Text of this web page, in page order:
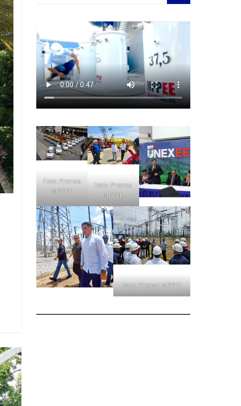
Foto: Prensa
MPPEE
Foto: Prensa
MPPEE
Foto: Prensa MPPEE